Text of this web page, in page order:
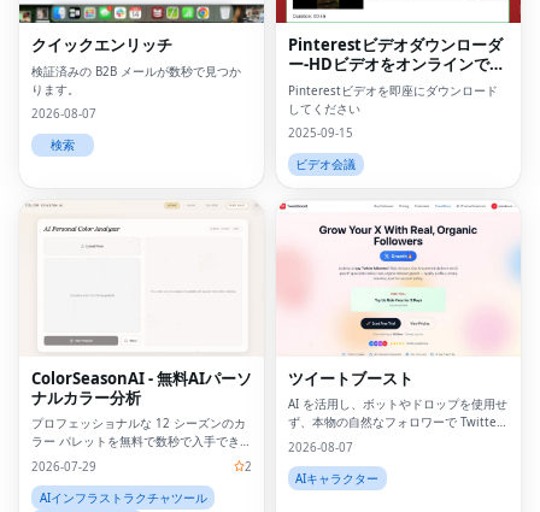
クイックエンリッチ
検証済みの B2B メールが数秒で​​見つか
ります。
2026-08-07
検索
Pinterestビデオダウンローダ
ー-HDビデオをオンラインでダ
ウンロードしてください
Pinterestビデオを即座にダウンロード
してください
2025-09-15
ビデオ会議
ColorSeasonAI - 無料AIパーソ
ナルカラー分析
プロフェッショナルな 12 シーズンのカ
ラー パレットを無料で数秒で入手できま
す。サインアップは必要ありません。
2026-07-29
2
AIインフラストラクチャツール
ツイートブースト
AI を活用し、ボットやドロップを使用せ
ず、本物の自然なフォロワーで Twitter
のフォロワーを増やしましょう。
2026-08-07
AIキャラクター